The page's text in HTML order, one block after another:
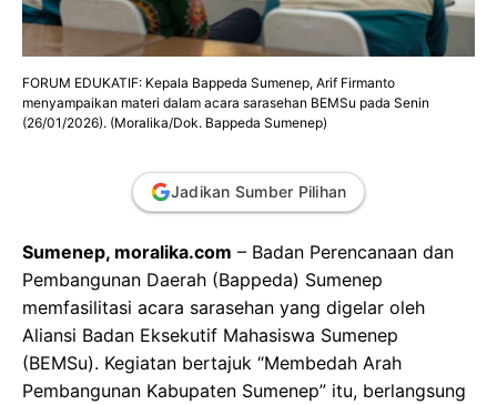
FORUM EDUKATIF: Kepala Bappeda Sumenep, Arif Firmanto
menyampaikan materi dalam acara sarasehan BEMSu pada Senin
(26/01/2026). (Moralika/Dok. Bappeda Sumenep)
Jadikan Sumber Pilihan
Sumenep, moralika.com – Badan Perencanaan dan
Pembangunan Daerah (Bappeda) Sumenep
memfasilitasi acara sarasehan yang digelar oleh
Aliansi Badan Eksekutif Mahasiswa Sumenep
(BEMSu). Kegiatan bertajuk “Membedah Arah
Pembangunan Kabupaten Sumenep” itu, berlangsung